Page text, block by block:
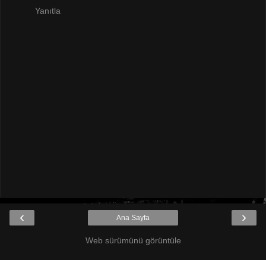
Yanıtla
‹ ›
Ana Sayfa
Web sürümünü görüntüle